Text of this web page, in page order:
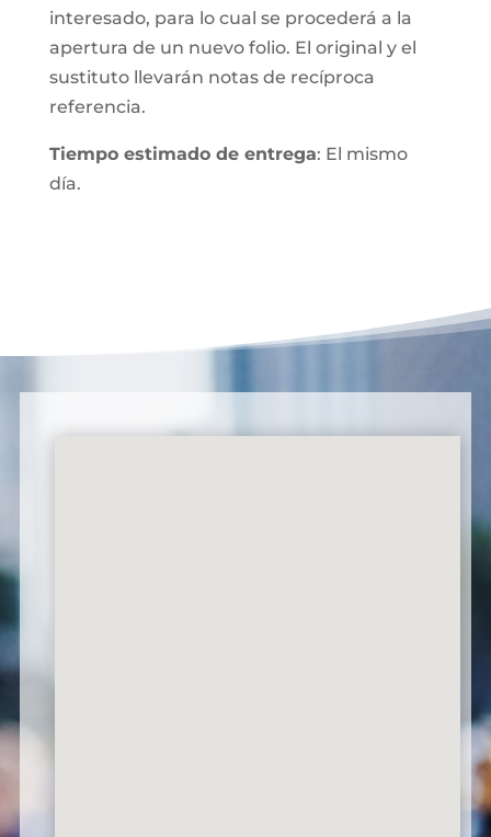
interesado, para lo cual se procederá a la
apertura de un nuevo folio. El original y el
sustituto llevarán notas de recíproca
referencia.
Tiempo estimado de entrega: El mismo
día.